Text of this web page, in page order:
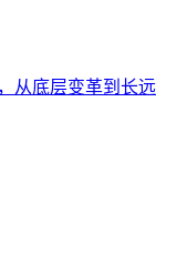
从底层变革到长远